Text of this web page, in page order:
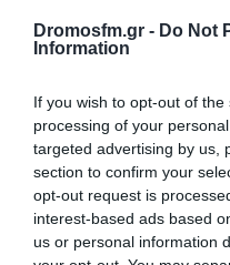
Dromosfm.gr - Do Not
Information
If you wish to opt-out of
processing of your
targeted advertising by us,
section to confirm your
opt-out request is
interest-based ads based
us or personal information
Πρόσφατα